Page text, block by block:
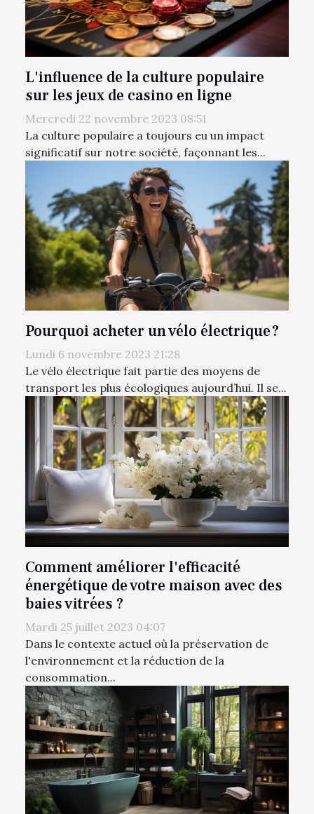
L'influence de la culture populaire
sur les jeux de casino en ligne
Mercredi 22 novembre 2023 08:51
La culture populaire a toujours eu un impact
significatif sur notre société, façonnant les...
Pourquoi acheter un vélo électrique ?
Lundi 6 novembre 2023 21:28
Le vélo électrique fait partie des moyens de
transport les plus écologiques aujourd’hui. Il se...
Comment améliorer l'efficacité
énergétique de votre maison avec des
baies vitrées ?
Mardi 25 juillet 2023 04:07
Dans le contexte actuel où la préservation de
l'environnement et la réduction de la
consommation...